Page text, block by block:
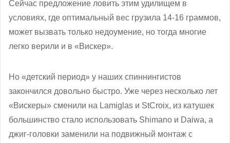
Сейчас предложение ловить этим удилищем в
условиях, где оптимальный вес грузила 14-16 граммов,
может вызвать только недоумение, но тогда многие
легко верили и в «Вискер».
Но «детский период» у наших спиннингистов
закончился довольно быстро. Уже через несколько лет
«Вискеры» сменили на Lamiglas и StCroix, из катушек
большинство стало использовать Shimano и Daiwa, а
джиг-головки заменили на подвижный монтаж с